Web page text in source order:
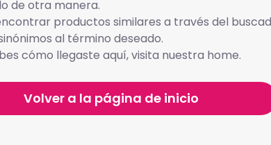
de otra manera.
productos similares a través del
al término deseado.
cómo llegaste aquí, visita nuestra home.
Volver a la página de inicio